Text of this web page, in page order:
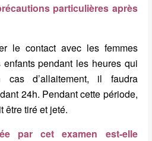
particulières après
le contact avec les femmes
pendant les heures qui
cas d’allaitement, il faudra
24h. Pendant cette période,
être tiré et jeté.
par cet examen est-elle